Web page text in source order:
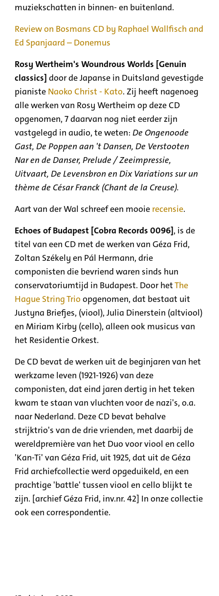
muziekschatten in binnen- en buitenland.
Review on Bosmans CD by Raphael Wallfisch and
Ed Spanjaard – Donemus
Rosy Wertheim's Woundrous Worlds [Genuin
classics] door de Japanse in Duitsland gevestigde
pianiste Naoko Christ - Kato. Zij heeft nagenoeg
alle werken van Rosy Wertheim op deze CD
opgenomen, 7 daarvan nog niet eerder zijn
vastgelegd in audio, te weten: De Ongenoode
Gast, De Poppen aan 't Dansen, De Verstooten
Nar en de Danser, Prelude / Zeeimpressie,
Uitvaart, De Levensbron en Dix Variations sur un
thème de César Franck (Chant de la Creuse).
Aart van der Wal schreef een mooie recensie.
Echoes of Budapest [Cobra Records 0096], is de
titel van een CD met de werken van Géza Frid,
Zoltan Székely en Pál Hermann, drie
componisten die bevriend waren sinds hun
conservatoriumtijd in Budapest. Door hetThe
Hague String Trio opgenomen, dat bestaat uit
Justyna Briefjes, (viool), Julia Dinerstein (altviool)
en Miriam Kirby (cello), alleen ook musicus van
het Residentie Orkest.
De CD bevat de werken uit de beginjaren van het
werkzame leven (1921-1926) van deze
componisten, dat eind jaren dertig in het teken
kwam te staan van vluchten voor de nazi's, o.a.
naar Nederland. Deze CD bevat behalve
strijktrio's van de drie vrienden, met daarbij de
wereldpremière van het Duo voor viool en cello
'Kan-Ti' van Géza Frid, uit 1925, dat uit de Géza
Frid archiefcollectie werd opgeduikeld, en een
prachtige 'battle' tussen viool en cello blijkt te
zijn. [archief Géza Frid, inv.nr. 42] In onze collectie
ook een correspondentie.